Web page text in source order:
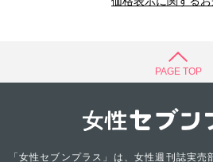
PAGE TOP
「女性セブンプラス」は、女性週刊誌実